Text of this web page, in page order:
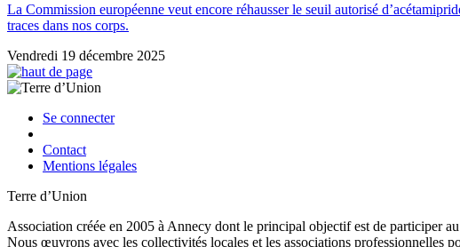
La Commission européenne veut encore réhausser le seuil autorisé
traces dans nos corps.
Vendredi 19 décembre 2025
Se connecter
Contact
Mentions légales
Terre d’Union
Association créée en 2005 à Annecy dont le principal objectif est de participer
Nous œuvrons avec les collectivités locales et les associations professionnelles